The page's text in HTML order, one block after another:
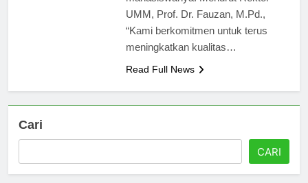
mahasiswanya. Menurut Rektor
UMM, Prof. Dr. Fauzan, M.Pd.,
“Kami berkomitmen untuk terus
Cari
CARI